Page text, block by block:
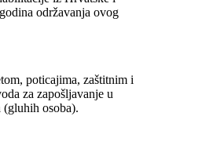
održavanja ovog
poticajima, zaštitnim i
za zapošljavanje u
(gluhih osoba).